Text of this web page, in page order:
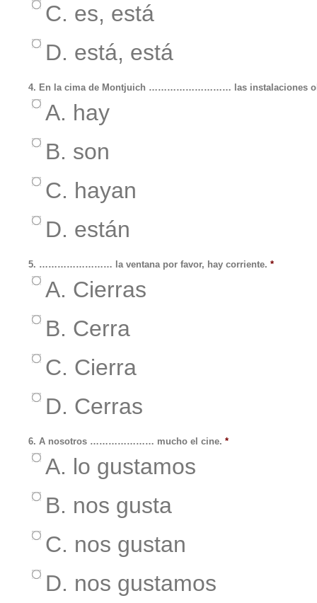
C. es, está
D. está, está
4. En la cima de Montjuich ……………………… las instalaciones
A. hay
B. son
C. hayan
D. están
5. …………………… la ventana por favor, hay corriente. *
A. Cierras
B. Cerra
C. Cierra
D. Cerras
6. A nosotros ………………… mucho el cine. *
A. lo gustamos
B. nos gusta
C. nos gustan
D. nos gustamos